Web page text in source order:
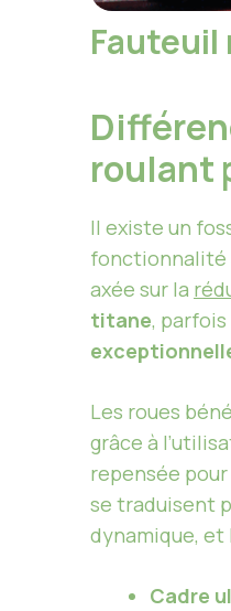
roulant
Il existe un
fonctionnalité
axée sur la
titane,
Les roues
grâce à
repensée
se traduisent
dynamique, et
Cadre